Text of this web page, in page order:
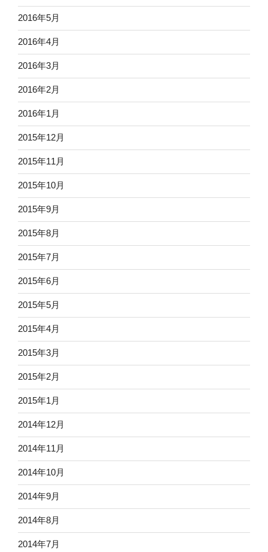
2016年5月
2016年4月
2016年3月
2016年2月
2016年1月
2015年12月
2015年11月
2015年10月
2015年9月
2015年8月
2015年7月
2015年6月
2015年5月
2015年4月
2015年3月
2015年2月
2015年1月
2014年12月
2014年11月
2014年10月
2014年9月
2014年8月
2014年7月